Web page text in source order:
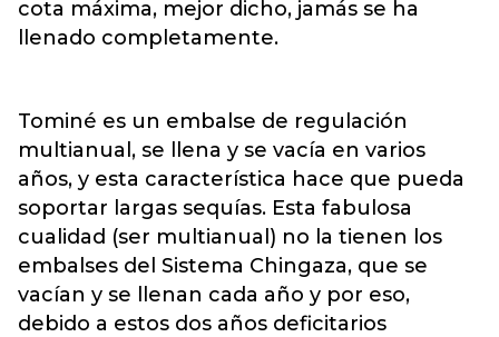
cota máxima, mejor dicho, jamás se ha
llenado completamente.
Tominé es un embalse de regulación
multianual, se llena y se vacía en varios
años, y esta característica hace que pueda
soportar largas sequías. Esta fabulosa
cualidad (ser multianual) no la tienen los
embalses del Sistema Chingaza, que se
vacían y se llenan cada año y por eso,
debido a estos dos años deficitarios